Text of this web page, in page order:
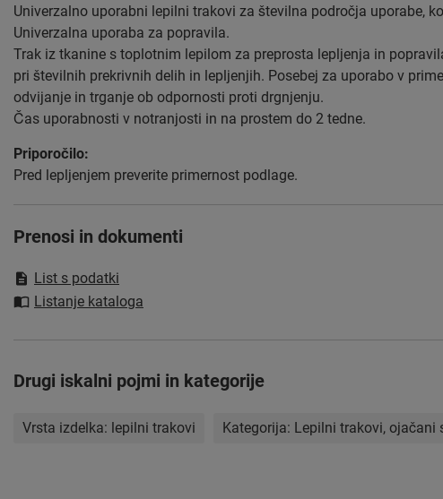
Univerzalno uporabni lepilni trakovi za številna področja uporabe,
Univerzalna uporaba za popravila.
Trak iz tkanine s toplotnim lepilom za preprosta lepljenja in
pri številnih prekrivnih delih in lepljenjih. Posebej za uporabo v
odvijanje in trganje ob odpornosti proti drgnjenju.
Čas uporabnosti v notranjosti in na prostem do 2 tedne.
Priporočilo:
Pred lepljenjem preverite primernost podlage.
Prenosi in dokumenti
List s podatki
Listanje kataloga
Drugi iskalni pojmi in kategorije
Vrsta izdelka: lepilni trakovi Kategorija: Lepilni trakovi, ojačani